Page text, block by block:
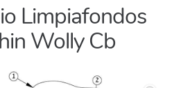
Limpiafondos
Wolly Cb